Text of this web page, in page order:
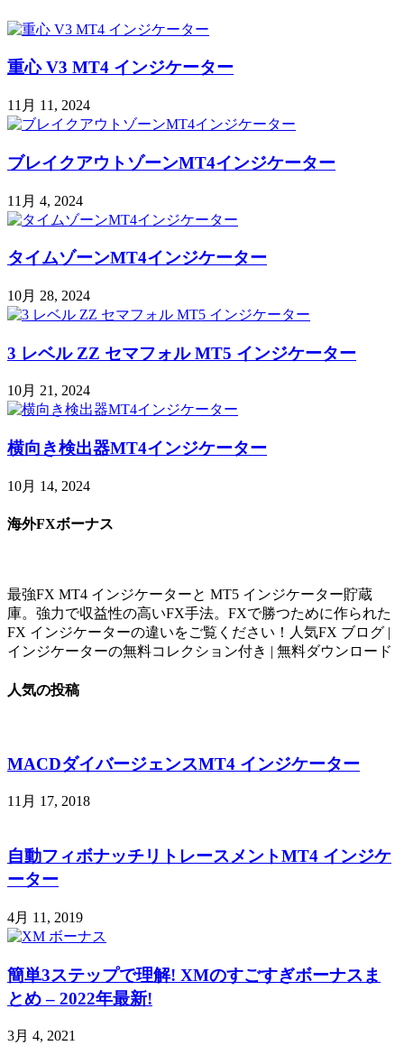
重心 V3 MT4 インジケーター
11月 11, 2024
ブレイクアウトゾーンMT4インジケーター
11月 4, 2024
タイムゾーンMT4インジケーター
10月 28, 2024
3 レベル ZZ セマフォル MT5 インジケーター
10月 21, 2024
横向き検出器MT4インジケーター
10月 14, 2024
海外FXボーナス
最強FX MT4 インジケーターと MT5 インジケーター貯蔵
庫。強力で収益性の高いFX手法。FXで勝つために作られた
FX インジケーターの違いをご覧ください！人気FX ブログ |
インジケーターの無料コレクション付き | 無料ダウンロード
人気の投稿
MACDダイバージェンスMT4 インジケーター
11月 17, 2018
自動フィボナッチリトレースメントMT4 インジケ
ーター
4月 11, 2019
簡単3ステップで理解! XMのすごすぎボーナスま
とめ – 2022年最新!
3月 4, 2021